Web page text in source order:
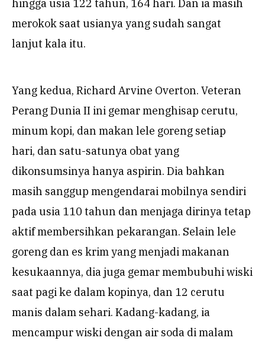
hingga usia 122 tahun, 164 hari. Dan ia masih
merokok saat usianya yang sudah sangat
lanjut kala itu.
Yang kedua, Richard Arvine Overton. Veteran
Perang Dunia II ini gemar menghisap cerutu,
minum kopi, dan makan lele goreng setiap
hari, dan satu-satunya obat yang
dikonsumsinya hanya aspirin. Dia bahkan
masih sanggup mengendarai mobilnya sendiri
pada usia 110 tahun dan menjaga dirinya tetap
aktif membersihkan pekarangan. Selain lele
goreng dan es krim yang menjadi makanan
kesukaannya, dia juga gemar membubuhi wiski
saat pagi ke dalam kopinya, dan 12 cerutu
manis dalam sehari. Kadang-kadang, ia
mencampur wiski dengan air soda di malam